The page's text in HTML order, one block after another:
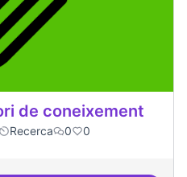
de coneixement
Recerca 0 0